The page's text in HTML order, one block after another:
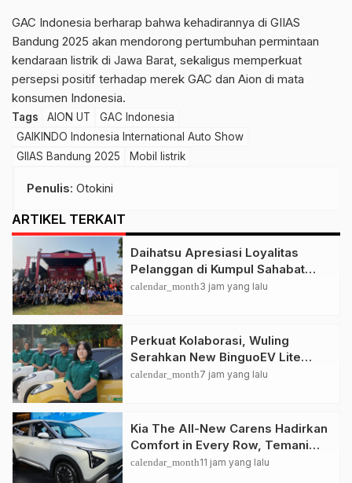
GAC Indonesia berharap bahwa kehadirannya di GIIAS
Bandung 2025 akan mendorong pertumbuhan permintaan
kendaraan listrik di Jawa Barat, sekaligus memperkuat
persepsi positif terhadap merek GAC dan Aion di mata
konsumen Indonesia.
Tags AION UT
GAC Indonesia
GAIKINDO Indonesia International Auto Show
GIIAS Bandung 2025
Mobil listrik
Penulis: Otokini
ARTIKEL TERKAIT
Daihatsu Apresiasi Loyalitas
Pelanggan di Kumpul Sahabat
Depok
calendar_month3 jam yang lalu
Perkuat Kolaborasi, Wuling
Serahkan New BinguoEV Lite
untuk GrabRentals
calendar_month7 jam yang lalu
Kia The All-New Carens Hadirkan
Comfort in Every Row, Temani
Perjalanan Keluarga Lebih
calendar_month11 jam yang lalu